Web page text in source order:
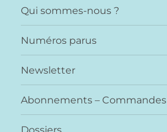
Qui sommes-nous ?
Numéros parus
Newsletter
Abonnements – Commandes
Dossiers